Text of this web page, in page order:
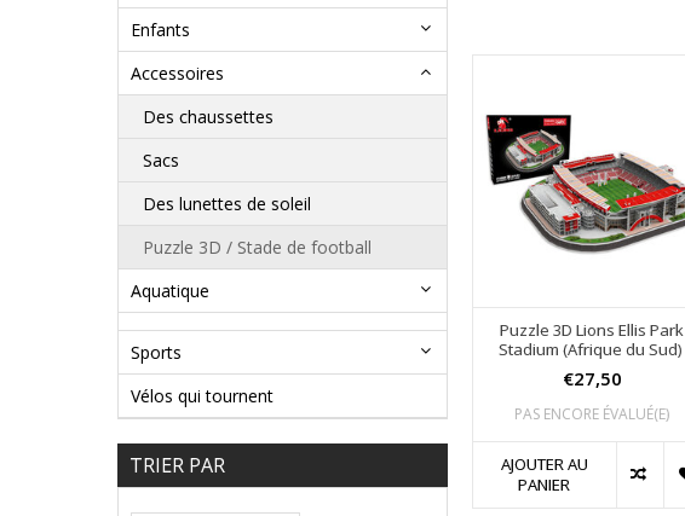
Enfants
Accessoires
Des chaussettes
Sacs
Des lunettes de soleil
Puzzle 3D / Stade de football
Aquatique
Sports
Vélos qui tournent
TRIER PAR
Puzzle 3D Lions Ellis Park
Stadium (Afrique du Sud) ​
€27,50
PAS ENCORE ÉVALUÉ(E)
AJOUTER AU
PANIER